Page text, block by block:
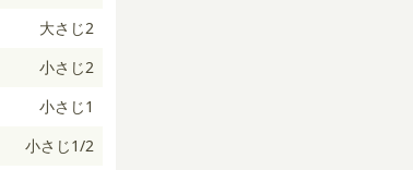
大さじ2
小さじ2
小さじ1
小さじ1/2